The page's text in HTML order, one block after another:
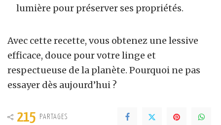
lumière pour préserver ses propriétés.
Avec cette recette, vous obtenez une lessive
efficace, douce pour votre linge et
respectueuse de la planète. Pourquoi ne pas
essayer dès aujourd’hui ?
215 PARTAGES